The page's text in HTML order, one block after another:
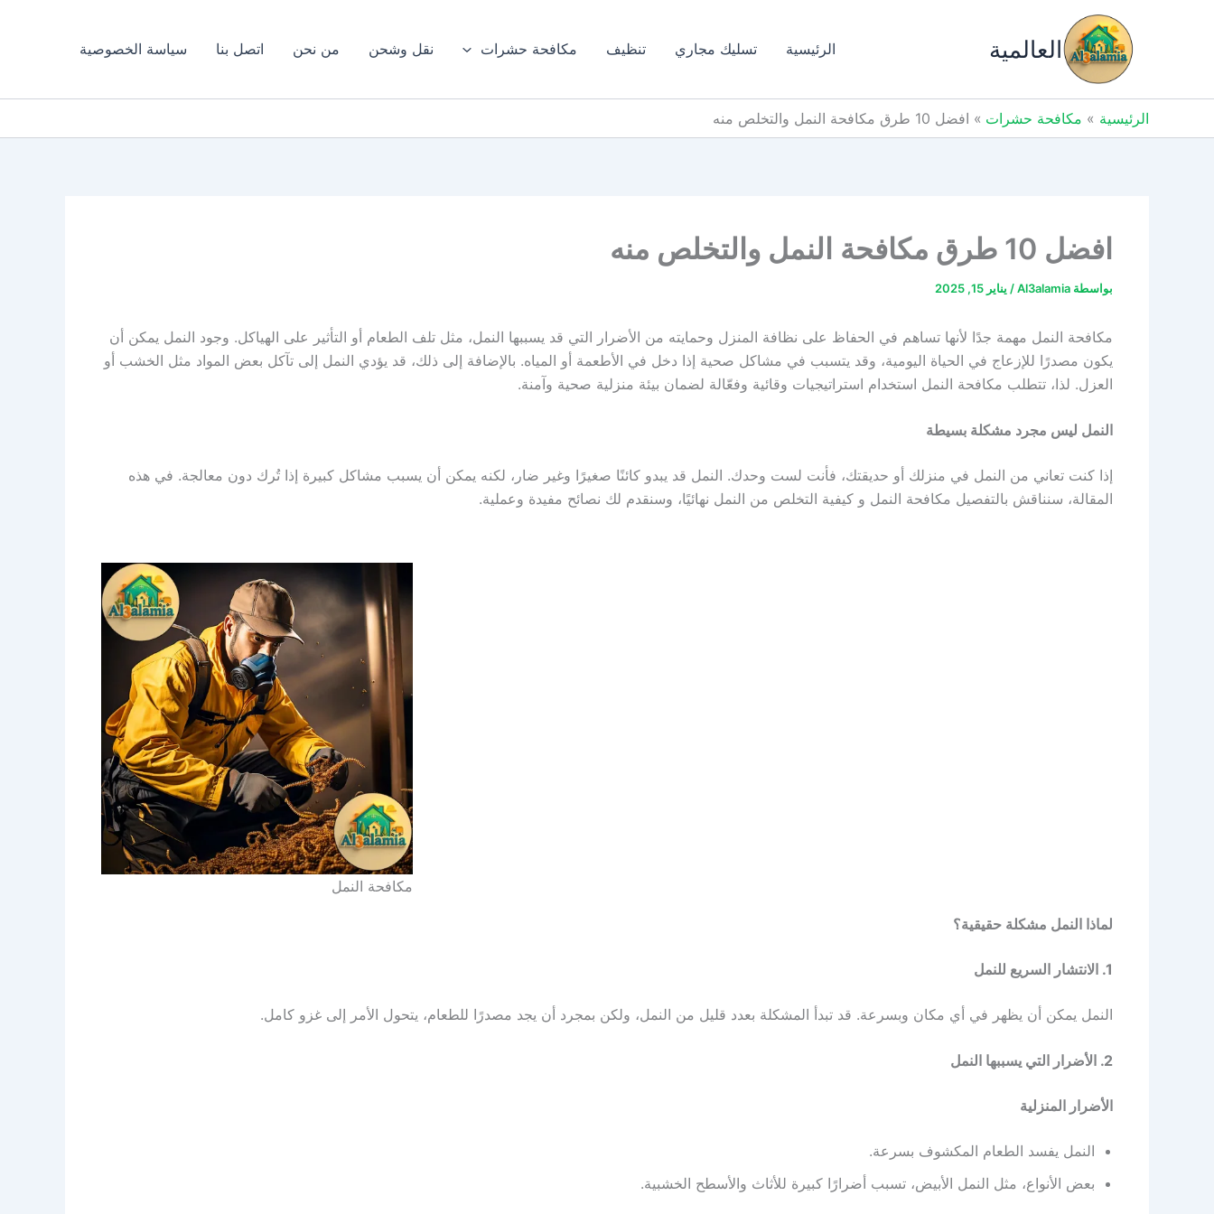
العالمية الرئيسية تسليك مجاري تنظيف مكافحة حشرات نقل وشحن من نحن اتصل بنا سياسة الخصوصية
الرئيسية مكافحة حشرات افضل 10 طرق مكافحة النمل والتخلص منه
افضل 10 طرق مكافحة النمل والتخلص منه
بواسطة Al3alamia
/ يناير 15, 2025
مكافحة النمل مهمة جدًا لأنها تساهم في الحفاظ على نظافة المنزل وحمايته من الأضرار التي قد يسببها النمل، مثل تلف الطعام أو التأثير على الهياكل. وجود النمل يمكن أن
يكون مصدرًا للإزعاج في الحياة اليومية، وقد يتسبب في مشاكل صحية إذا دخل في الأطعمة أو المياه. بالإضافة إلى ذلك، قد يؤدي النمل إلى تآكل بعض المواد مثل الخشب أو
العزل. لذا، تتطلب مكافحة النمل استخدام استراتيجيات وقائية وفعّالة لضمان بيئة منزلية صحية وآمنة.
النمل ليس مجرد مشكلة بسيطة
إذا كنت تعاني من النمل في منزلك أو حديقتك، فأنت لست وحدك. النمل قد يبدو كائنًا صغيرًا وغير ضار، لكنه يمكن أن يسبب مشاكل كبيرة إذا تُرك دون معالجة. في هذه
المقالة، سنناقش بالتفصيل مكافحة النمل و كيفية التخلص من النمل نهائيًا، وسنقدم لك نصائح مفيدة وعملية.
مكافحة النمل
لماذا النمل مشكلة حقيقية؟
1. الانتشار السريع للنمل
النمل يمكن أن يظهر في أي مكان وبسرعة. قد تبدأ المشكلة بعدد قليل من النمل، ولكن بمجرد أن يجد مصدرًا للطعام، يتحول الأمر إلى غزو كامل.
2. الأضرار التي يسببها النمل
الأضرار المنزلية
النمل يفسد الطعام المكشوف بسرعة.
بعض الأنواع، مثل النمل الأبيض، تسبب أضرارًا كبيرة للأثاث والأسطح الخشبية.